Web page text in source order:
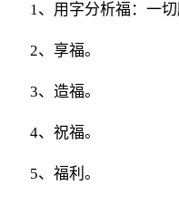
1、用字分析福：一
2、享福。
3、造福。
4、祝福。
5、福利。